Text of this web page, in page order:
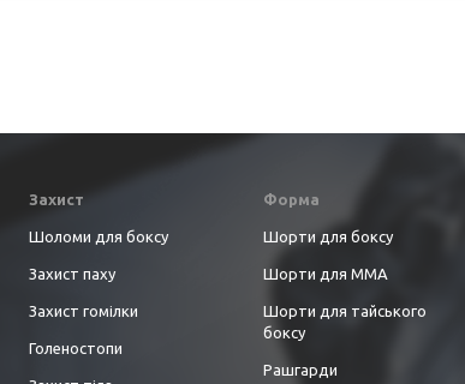
Захист
Шоломи для боксу
Захист паху
Захист гомілки
Голеностопи
Форма
Шорти для боксу
Шорти для ММА
Шорти для тайського
боксу
Рашгарди